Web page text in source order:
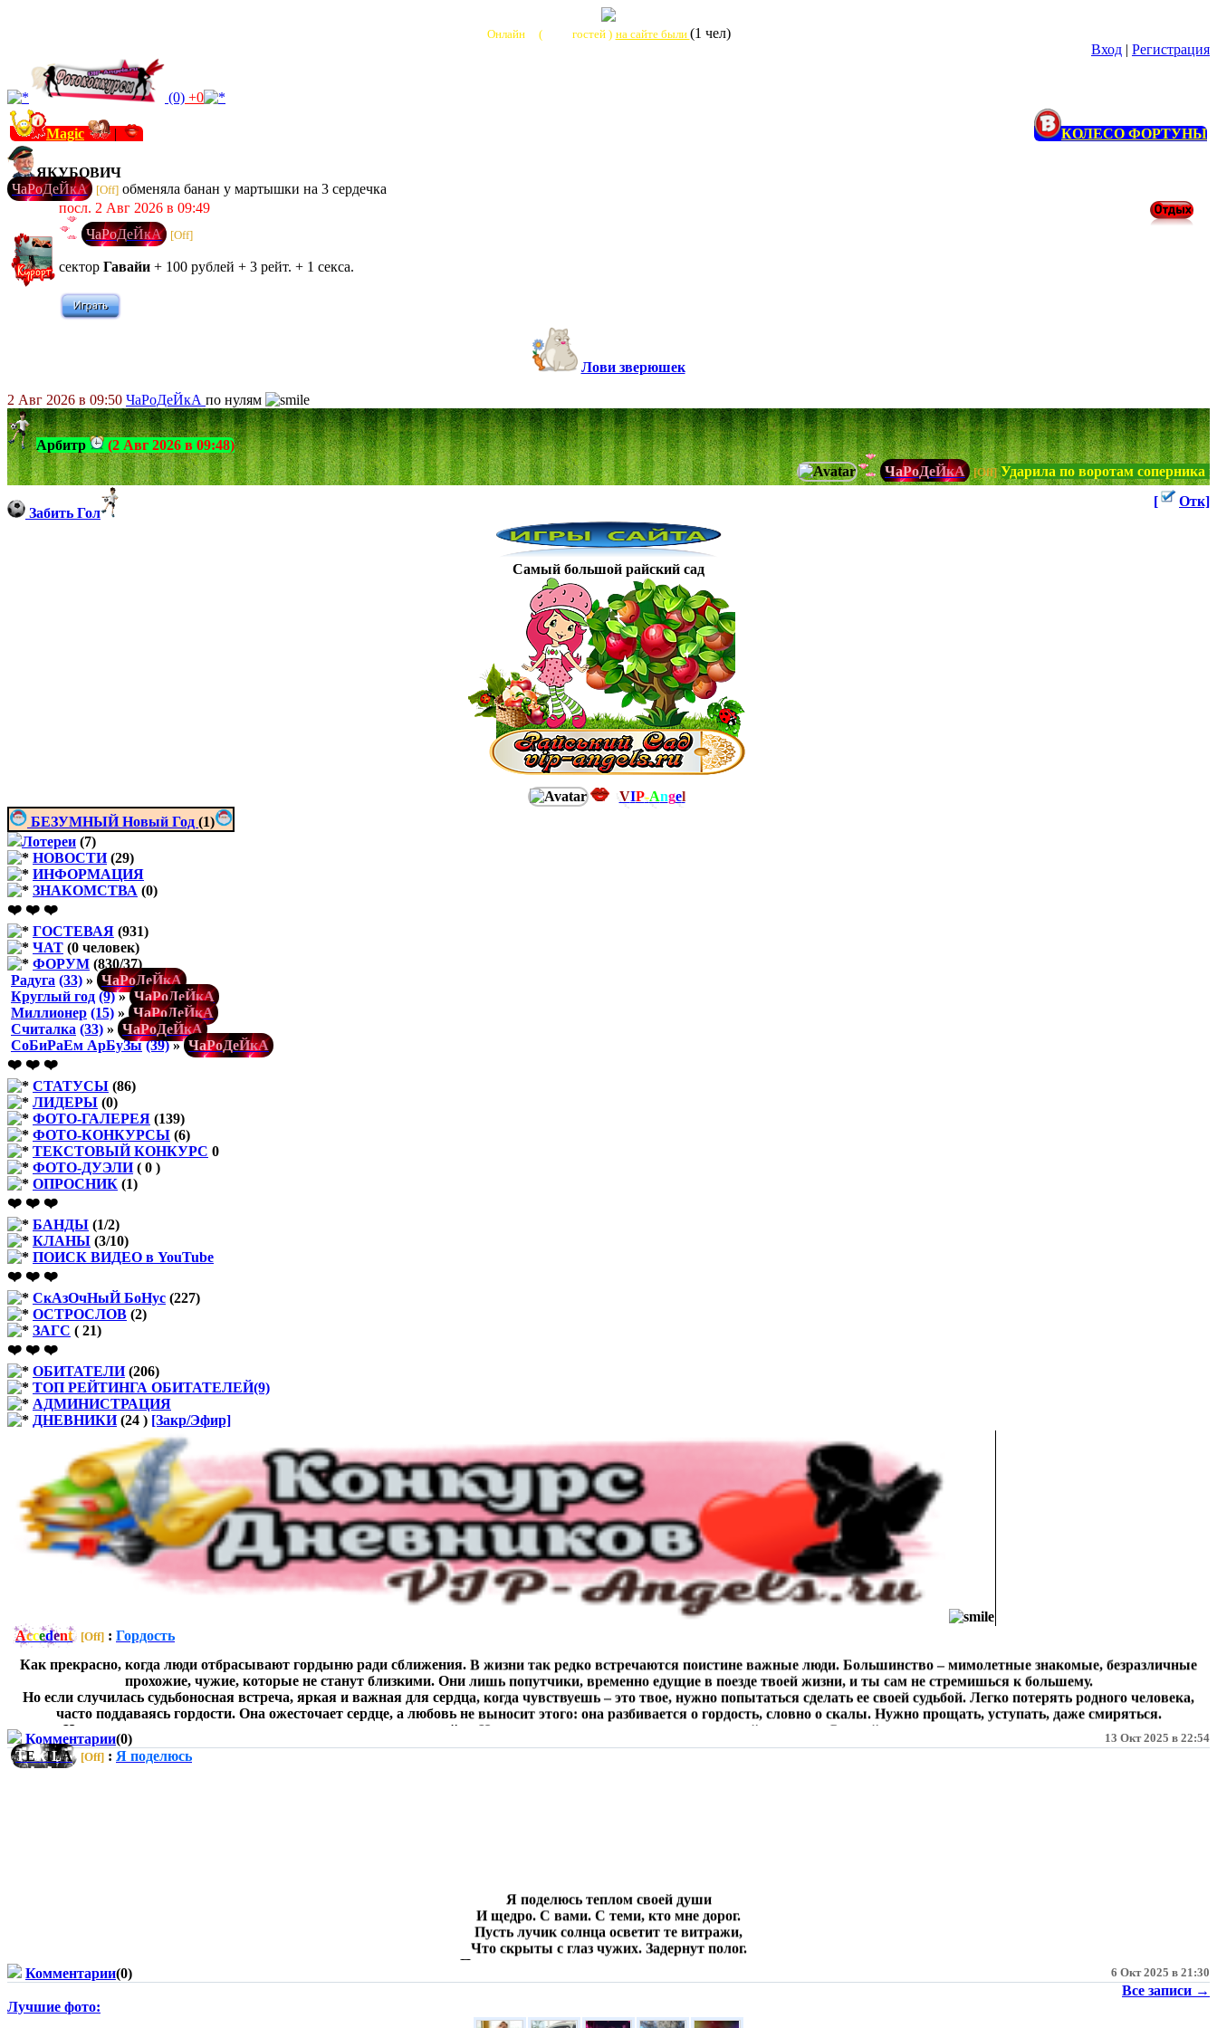
Онлайн ( гостей ) на сайте были (1 чел)
Вход | Регистрация
(0) +0
Magic | КОЛЕСО ФОРТУНЫ
ЯКУБОВИЧ
ЧаРоДеЙкА [Off] обменяла банан у мартышки на 3 сердечка
посл. 2 Авг 2026 в 09:49
ЧаРоДеЙкА [Off]
сектор Гавайи + 100 рублей + 3 рейт. + 1 секса.
Лови зверюшек
2 Авг 2026 в 09:50 ЧаРоДеЙкА по нулям
Арбитр
(2 Авг 2026 в 09:48)
ЧаРоДеЙкА [Off] Ударила по воротам соперника но
Забить Гол
[ Отк]
Самый большой райский сад
VIP-Angel
БЕЗУМНЫЙ Новый Год (1)
Лотереи (7)
НОВОСТИ(29)
ИНФОРМАЦИЯ
ЗНАКОМСТВА (0)
❤️ ❤️ ❤️
ГОСТЕВАЯ (931)
ЧАТ (0 человек)
ФОРУМ (830/37)
Радуга (33) » ЧаРоДеЙкА
Круглый год (9)» ЧаРоДеЙкА
Миллионер (15) » ЧаРоДеЙкА
Считалка (33) » ЧаРоДеЙкА
СоБиРаЕм АрБуЗы (39)» ЧаРоДеЙкА
❤️ ❤️ ❤️
СТАТУСЫ (86)
ЛИДЕРЫ (0)
ФОТО-ГАЛЕРЕЯ (139)
ФОТО-КОНКУРСЫ (6)
ТЕКСТОВЫЙ КОНКУРС 0
ФОТО-ДУЭЛИ( 0 )
ОПРОСНИК (1)
❤️ ❤️ ❤️
БАНДЫ (1/2)
КЛАНЫ (3/10)
ПОИСК ВИДЕО в YouTube
❤️ ❤️ ❤️
СкАзОчНыЙ БоНус (227)
ОСТРОСЛОВ (2)
ЗАГС ( 21)
❤️ ❤️ ❤️
ОБИТАТЕЛИ(206)
ТОП РЕЙТИНГА ОБИТАТЕЛЕЙ(9)
АДМИНИСТРАЦИЯ
ДНЕВНИКИ (24 ) [Закр/Эфир]
Accedent [Off] : Гордость
Как прекрасно, когда люди отбрасывают гордыню ради сближения. В жизни так редко встречаются поистине важные люди. Большинство – мимолетные знакомые, безразличные
прохожие, чужие, которые не станут близкими. Они лишь попутчики, временно едущие в поезде твоей жизни, и ты сам не стремишься к большему.
Но если случилась судьбоносная встреча, яркая и важная для сердца, когда чувствуешь – это твое, нужно попытаться сделать ее своей судьбой. Легко потерять родного человека,
часто поддаваясь гордости. Она ожесточает сердце, а любовь не выносит этого: она разбивается о гордость, словно о скалы. Нужно прощать, уступать, даже смиряться.
Идите навстречу друг другу, смотрите в глаза, разговаривайте. Не упустите родного человека из-за глупой гордости. Сломайте ее, пока она не разрушила вашу жизнь.
Комментарии(0) 13 Окт 2025 в 22:54
TEKILA [Off] : Я поделюсь
Я поделюсь теплом своей души
И щедро. С вами. С теми, кто мне дорог.
Пусть лучик солнца осветит те витражи,
Что скрыты с глаз чужих. Задернут полог.
Пусть красками наполнится весь мир вокруг
Пусть радость вспыхнет яркими огнями
Комментарии(0) 6 Окт 2025 в 21:30
Все записи →
Лучшие фото: